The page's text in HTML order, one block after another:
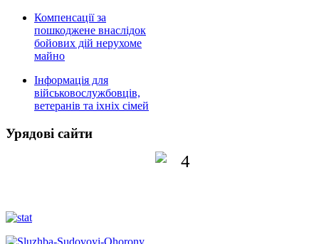
Компенсації за
пошкоджене внаслідок
бойових дій нерухоме
майно
Інформація для
військовослужбовців,
ветеранів та іхніх сімей
Урядові сайти